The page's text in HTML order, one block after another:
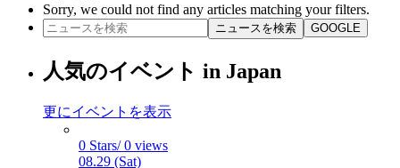
Sorry, we could not find any articles matching your filters.
ニュースを検索 GOOGLE
人気のイベント in Japan
更にイベントを表示
0 Stars/ 0 views
08.29 (Sat)